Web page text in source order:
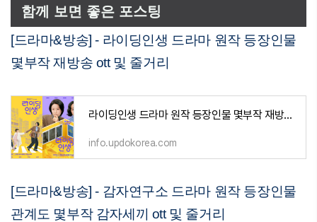
함께 보면 좋은 포스팅
[드라마&방송] - 라이딩인생 드라마 원작 등장인물
몇부작 재방송 ott 및 줄거리
라이딩인생 드라마 원작 등장인물 몇부작 재방송 ott 및 줄거리
info.updokorea.com
[드라마&방송] - 감자연구소 드라마 원작 등장인물
관계도 몇부작 감자세끼 ott 및 줄거리